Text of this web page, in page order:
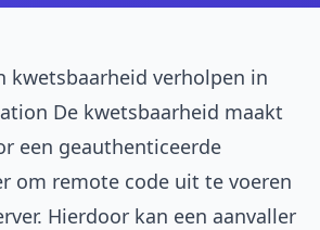
kwetsbaarheid verholpen in
De kwetsbaarheid maakt
een geauthenticeerde
om remote code uit te voeren
Hierdoor kan een aanvaller